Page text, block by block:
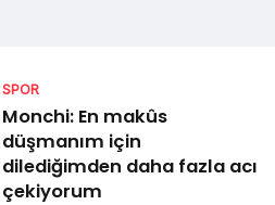
SPOR
Monchi: En makûs
düşmanım için
dilediğimden daha fazla acı
çekiyorum